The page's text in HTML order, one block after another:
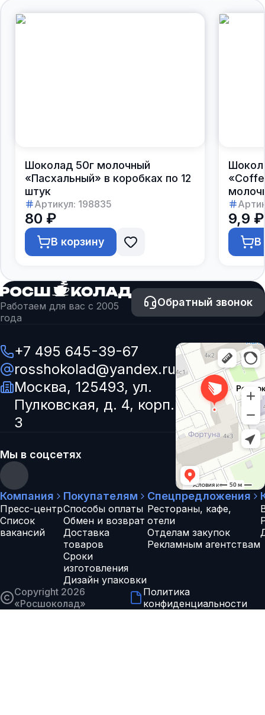
Шоколад 50г молочный
«Пасхальный» в коробках по 12
штук
Артикул: 198835
80 ₽
В корзину
9,9 ₽
В
Работаем для вас с 2005
года
Обратный звонок
+7 495 645-39-67
rosshokolad@yandex.ru
Москва, 125493, ул.
Пулковская, д. 4, корп.
3
Мы в соцсетях
Компания
Пресс-центр
Список
вакансий
Покупателям
Способы оплаты
Обмен и возврат
Доставка
товаров
Сроки
изготовления
Дизайн упаковки
Спецпредложения
Рестораны, кафе,
отели
Отделам закупок
Рекламным агентствам
Copyright 2026
«Росшоколад»
Политика
конфиденциальности